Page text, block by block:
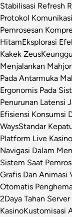
Stabilisasi Refresh
Protokol
Pemrosesan
HitamEksplorasi
Kakek Zeus
Menjalankan
Pada Antarmuka
Ergonomis Pada
Penurunan Latensi
Efisiensi Konsumsi
WaysStandar
Platform Live Kasino
Navigasi Dalam
Sistem Saat
Grafis Dan Animasi
Otomatis
2Daya Tahan
KasinoKustomisasi